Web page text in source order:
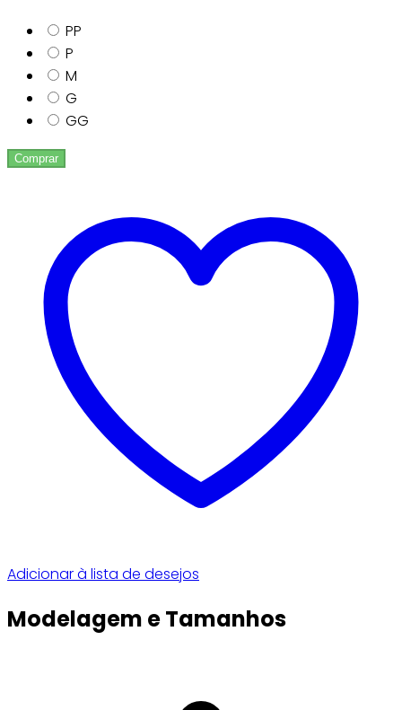
PP
P
M
G
GG
Comprar
Adicionar à lista de desejos
Modelagem e Tamanhos